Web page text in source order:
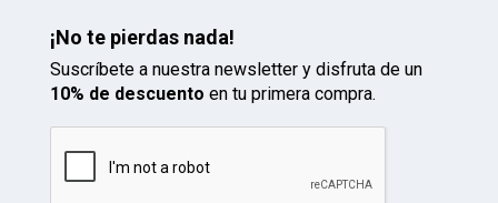
¡No te pierdas nada!
Suscríbete a nuestra newsletter y disfruta de un
10% de descuento en tu primera compra.